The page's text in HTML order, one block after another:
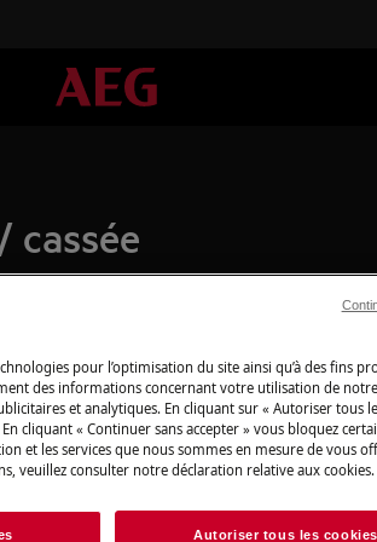
cassée
détachées
Pour profiter
découvrez tous
besoins, du
pour l’optimisation du site ainsi qu’à des fins
des informations concernant votre utilisation de
et analytiques. En cliquant sur « Autoriser tous
cliquant « Continuer sans accepter » vous bloquez
et les services que nous sommes en mesure de vous
veuillez consulter notre déclaration relative aux cookies.
Autoriser tous les cookies